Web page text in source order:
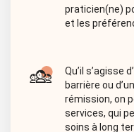
praticien(ne)
et les
Qu’il s’agisse
barrière ou
rémission, on
services, qui
soins à long